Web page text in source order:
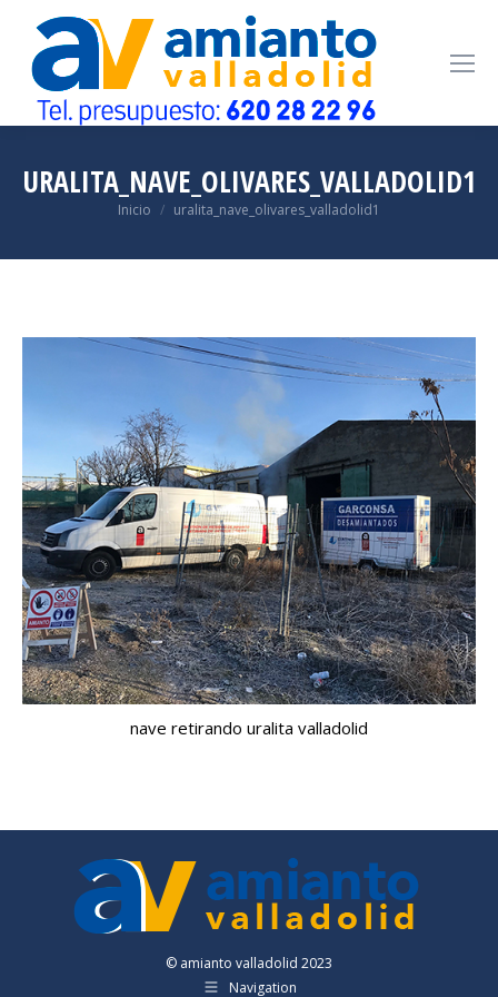
URALITA_NAVE_OLIVARES_VALLADOLID1
Estás aquí:
Inicio uralita_nave_olivares_valladolid1
nave retirando uralita valladolid
© amianto valladolid 2023
Navigation